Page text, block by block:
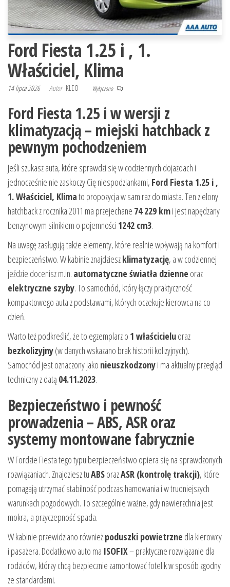
Ford Fiesta 1.25 i , 1.
Właściciel, Klima
14 lipca 2026 Autor KLEO Wyłączono
Ford Fiesta 1.25 i w wersji z
klimatyzacją – miejski hatchback z
pewnym pochodzeniem
Jeśli szukasz auta, które sprawdzi się w codziennych dojazdach i
jednocześnie nie zaskoczy Cię niespodziankami, Ford Fiesta 1.25 i ,
1. Właściciel, Klimato propozycja w sam raz do miasta. Ten zielony
hatchback z rocznika 2011 ma przejechane 74 229 kmi jest napędzany
benzynowym silnikiem o pojemności 1242 cm3.
Na uwagę zasługują także elementy, które realnie wpływają na komfort i
bezpieczeństwo. W kabinie znajdzieszklimatyzację, a w codziennej
jeździe docenisz m.in. automatyczne światła dzienne oraz
elektryczne szyby. To samochód, który łączy praktyczność
kompaktowego auta z podstawami, których oczekuje kierowca na co
dzień.
Warto też podkreślić, że to egzemplarz o 1 właścicieluoraz
bezkolizyjny(w danych wskazano brak historii kolizyjnych).
Samochód jest oznaczony jako nieuszkodzonyi ma aktualny przegląd
techniczny z datą 04.11.2023.
Bezpieczeństwo i pewność
prowadzenia – ABS, ASR oraz
systemy montowane fabrycznie
W Fordzie Fiesta tego typu bezpieczeństwo opiera się na sprawdzonych
rozwiązaniach. Znajdziesz tuABSorazASR (kontrolę trakcji), które
pomagają utrzymać stabilność podczas hamowania i w trudniejszych
warunkach pogodowych. To szczególnie ważne, gdy nawierzchnia jest
mokra, a przyczepność spada.
W kabinie przewidziano również poduszki powietrzne dla kierowcy
i pasażera. Dodatkowo auto ma ISOFIX– praktyczne rozwiązanie dla
rodziców, którzy chcą bezpiecznie zamontować fotelik w sposób zgodny
ze standardami.